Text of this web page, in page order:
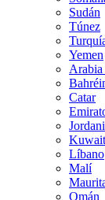
Sudán
Túnez
Yemen
Arabia
Catar
Kuwait
Líbano
Malí
Omán